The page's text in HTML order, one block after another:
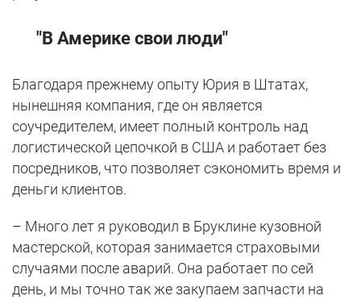
"В Америке свои люди"
Благодаря прежнему опыту Юрия в Штатах,
нынешняя компания, где он является
соучредителем, имеет полный контроль над
логистической цепочкой в США и работает без
посредников, что позволяет сэкономить время и
деньги клиентов.
– Много лет я руководил в Бруклине кузовной
мастерской, которая занимается страховыми
случаями после аварий. Она работает по сей
день, и мы точно так же закупаем запчасти на